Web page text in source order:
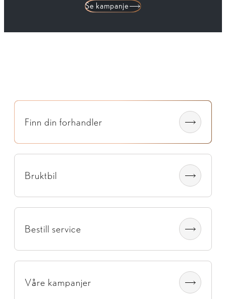
Se kampanje
Hold meg oppdatert
Finn din forhandler
Bruktbil
Bestill service
Våre kampanjer